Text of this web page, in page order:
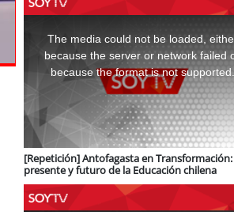
window.
The media could not be loaded,
because the server or network failed
because the format is not supported.
[Repetición] Antofagasta en Transformación:
presente y futuro de la Educación chilena